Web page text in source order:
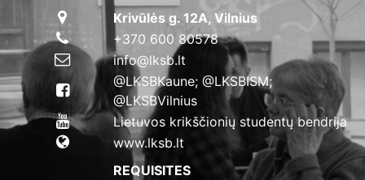
Krivūlės g. 12A, Vilnius
+370 600 80578
info@lksb.lt
@LKSBKaune; @LKSBISM;
@LKSBVilnius
Lietuvos krikščionių studentų bendrija
www.lksb.lt
REQUISITES